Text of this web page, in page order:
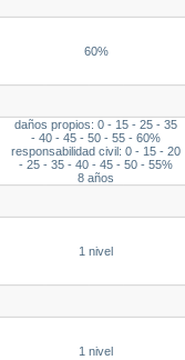
60%
daños propios: 0 - 15 - 25 - 35
- 40 - 45 - 50 - 55 - 60%
responsabilidad civil: 0 - 15 - 20
- 25 - 35 - 40 - 45 - 50 - 55%
8 años
1 nivel
1 nivel